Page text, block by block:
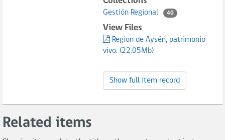
Gestión Regional 40
View Files
Region de Aysén, patrimonio
vivo. (22.05Mb)
Show full item record
Related items